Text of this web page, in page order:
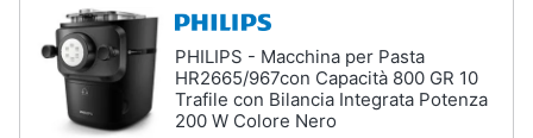
PHILIPS - Macchina per Pasta
HR2665/967con Capacità 800 GR 10
Trafile con Bilancia Integrata Potenza
200 W Colore Nero